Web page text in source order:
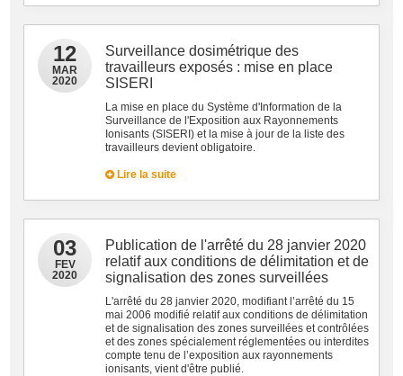
12
MAR
2020
Surveillance dosimétrique des
travailleurs exposés : mise en place
SISERI
La mise en place du Système d'Information de la
Surveillance de l'Exposition aux Rayonnements
Ionisants (SISERI) et la mise à jour de la liste des
travailleurs devient obligatoire.
Lire la suite
03
FEV
2020
Publication de l'arrêté du 28 janvier 2020
relatif aux conditions de délimitation et de
signalisation des zones surveillées
L'arrêté du 28 janvier 2020, modifiant l’arrêté du 15
mai 2006 modifié relatif aux conditions de délimitation
et de signalisation des zones surveillées et contrôlées
et des zones spécialement réglementées ou interdites
compte tenu de l’exposition aux rayonnements
ionisants, vient d'être publié.